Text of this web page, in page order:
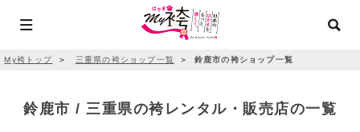
My袴トップ ＞ 三重県の袴ショップ一覧 ＞ 鈴鹿市の袴ショップ一覧
鈴鹿市 / 三重県の袴レンタル・販売店の一覧